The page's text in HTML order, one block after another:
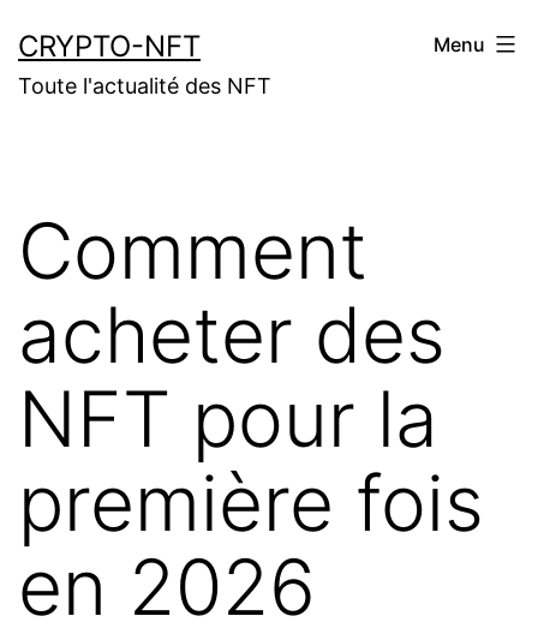
au
contenu
CRYPTO-NFT
Toute l'actualité des NFT
Menu
Comment
acheter des
NFT pour la
première fois
en 2026